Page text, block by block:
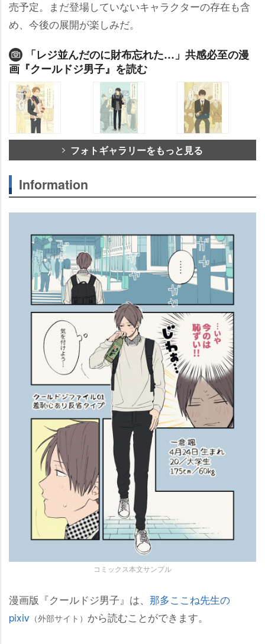
売予定。まだ登場していないキャラクターの存在も含
め、今後の展開が楽しみだ。
「レジ並んだのに財布忘れた…」共感必至の漫
画『クールドジ男子』を読む
フォトギャラリーをもっと見る
Information
コミックス本文サンプル
漫画版『クールドジ男子』は、 那多ここね先生の
pixiv （外部サイト） から読むことができます。